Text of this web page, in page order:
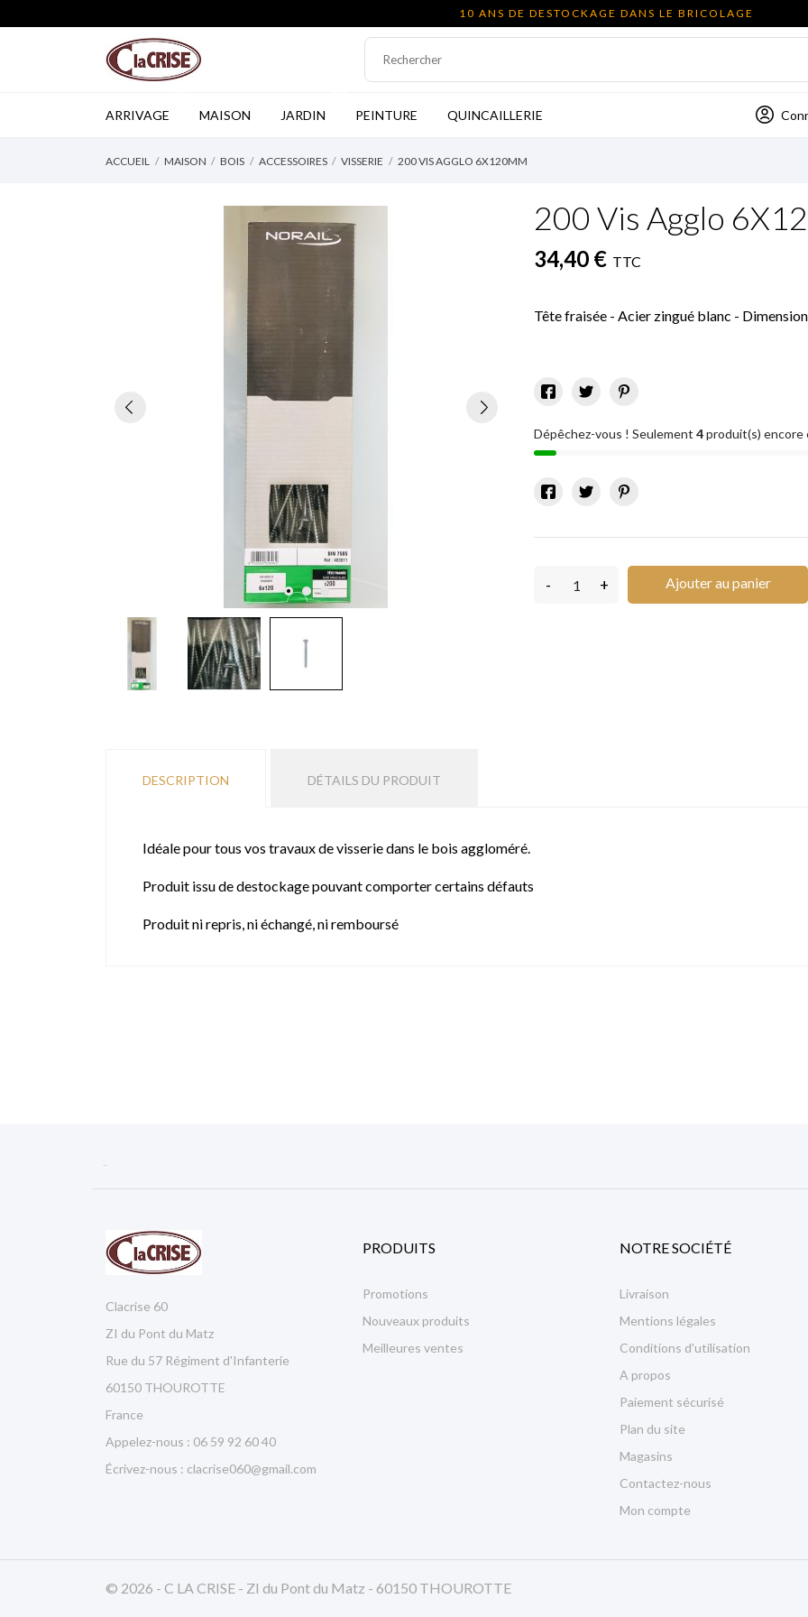
10 ANS DE DESTOCKAGE DANS LE BRICOLAGE
ARRIVAGE MAISON JARDIN PEINTURE QUINCAILLERIE
ACCUEIL MAISON BOIS ACCESSOIRES VISSERIE 200 VIS AGGLO 6X120MM
200 Vis Agglo
34,40 € TTC
Tête fraisée - Acier zingué blanc -
Dépêchez-vous ! Seulement 4produit(s) encore
- + Ajouter au panier
DESCRIPTION DÉTAILS DU PRODUIT
Idéale pour tous vos travaux de visserie dans le bois aggloméré.
Produit issu de destockage pouvant comporter certains défauts
Produit ni repris, ni échangé, ni remboursé

Clacrise 60
ZI du Pont du Matz
Rue du 57 Régiment d'Infanterie
60150 THOUROTTE
France
Appelez-nous : 06 59 92 60 40
Écrivez-nous : clacrise060@gmail.com
PRODUITS
Promotions
Nouveaux produits
Meilleures ventes
NOTRE SOCIÉTÉ
Livraison
Mentions légales
Conditions d'utilisation
A propos
Paiement sécurisé
Plan du site
Magasins
Contactez-nous
Mon compte
© 2026 - C LA CRISE - ZI du Pont du Matz - 60150 THOUROTTE